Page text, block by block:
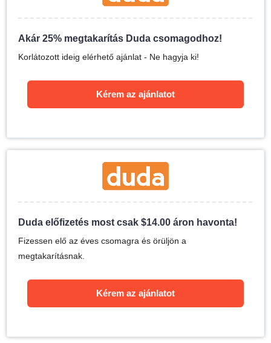
Akár 25% megtakarítás Duda csomagodhoz!
Korlátozott ideig elérhető ajánlat - Ne hagyja ki!
Kérem az ajánlatot
Duda előfizetés most csak$14.00 áron havonta!
Fizessen elő az éves csomagra és örüljön a
megtakarításnak.
Kérem az ajánlatot